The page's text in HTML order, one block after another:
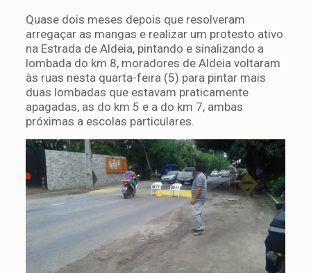
Quase dois meses depois que resolveram
arregaçar as mangas e realizar um protesto ativo
na Estrada de Aldeia, pintando e sinalizando a
lombada do km 8, moradores de Aldeia voltaram
às ruas nesta quarta-feira (5) para pintar mais
duas lombadas que estavam praticamente
apagadas, as do km 5 e a do km 7, ambas
próximas a escolas particulares.